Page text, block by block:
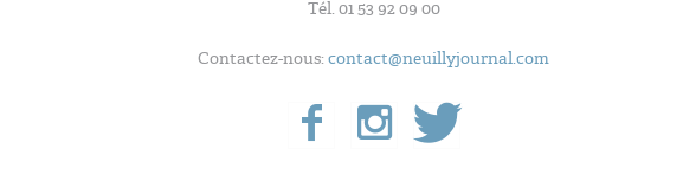
Tél. 01 53 92 09 00
Contactez-nous:contact@neuillyjournal.com